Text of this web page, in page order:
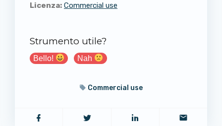
Licenza: Commercial use
Strumento utile?
Bello! Nah
Commercial use